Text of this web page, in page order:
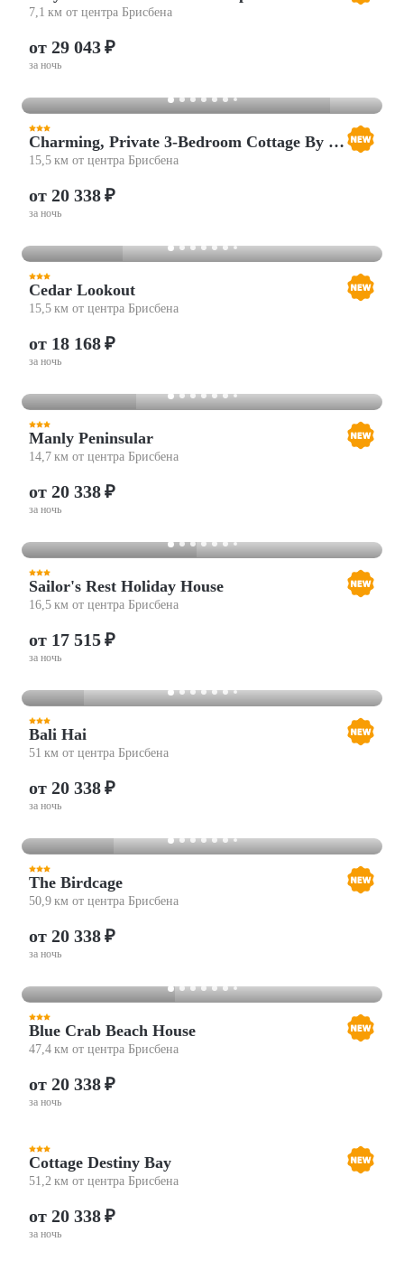
7,1 км от центра Брисбена
от 29 043 ₽
за ночь
Charming, Private 3-Bedroom Cottage By The Bay
15,5 км от центра Брисбена
от 20 338 ₽
за ночь
Cedar Lookout
15,5 км от центра Брисбена
от 18 168 ₽
за ночь
Manly Peninsular
14,7 км от центра Брисбена
от 20 338 ₽
за ночь
Sailor's Rest Holiday House
16,5 км от центра Брисбена
от 17 515 ₽
за ночь
Bali Hai
51 км от центра Брисбена
от 20 338 ₽
за ночь
The Birdcage
50,9 км от центра Брисбена
от 20 338 ₽
за ночь
Blue Crab Beach House
47,4 км от центра Брисбена
от 20 338 ₽
за ночь
Cottage Destiny Bay
51,2 км от центра Брисбена
от 20 338 ₽
за ночь